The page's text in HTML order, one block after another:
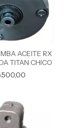
ACEITE RX
TITAN CHICO